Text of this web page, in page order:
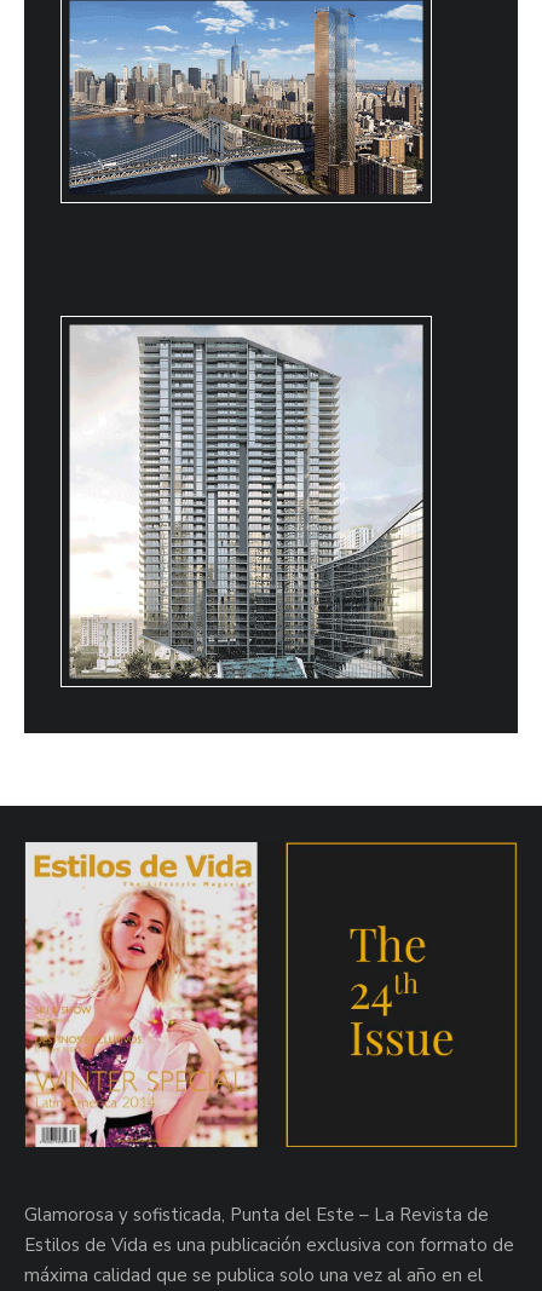
Glamorosa y sofisticada, Punta del Este – La Revista de
Estilos de Vida es una publicación exclusiva con formato de
máxima calidad que se publica solo una vez al año en el